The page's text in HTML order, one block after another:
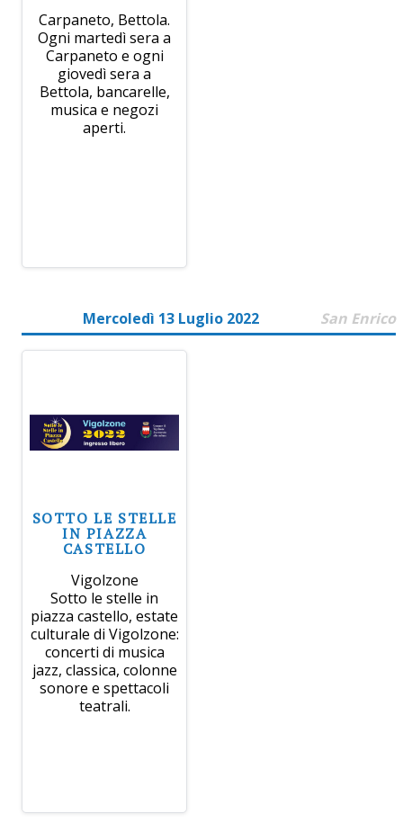
Carpaneto, Bettola.
Ogni martedì sera a
Carpaneto e ogni
giovedì sera a
Bettola, bancarelle,
musica e negozi
aperti.
Mercoledì 13 Luglio 2022 San Enrico
SOTTO LE STELLE
IN PIAZZA
CASTELLO
Vigolzone
Sotto le stelle in
piazza castello, estate
culturale di Vigolzone:
concerti di musica
jazz, classica, colonne
sonore e spettacoli
teatrali.